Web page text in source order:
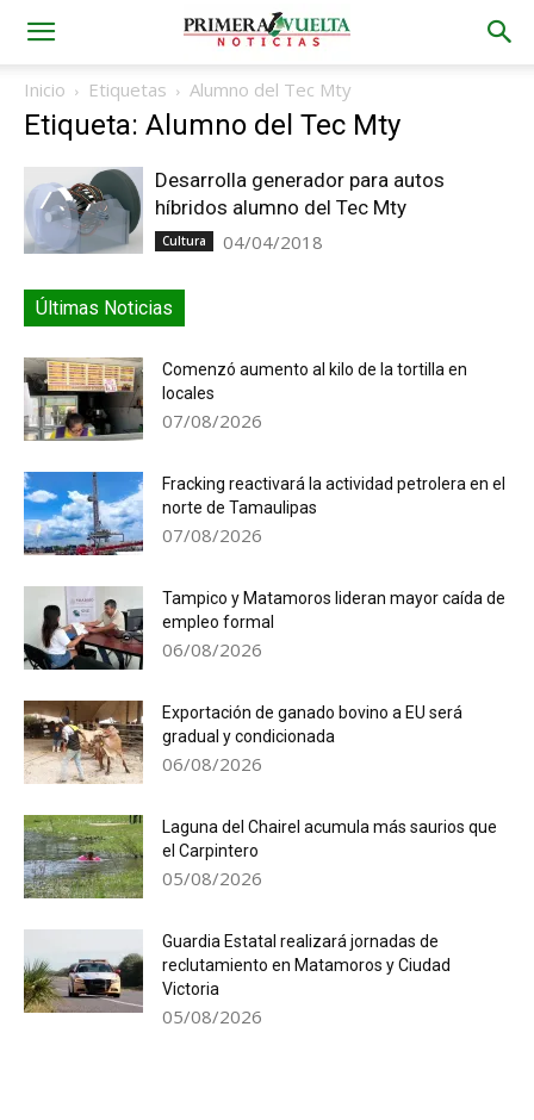
Inicio Etiquetas Alumno del Tec Mty
Etiqueta: Alumno del Tec Mty
Desarrolla generador para autos
híbridos alumno del Tec Mty
Cultura 04/04/2018
Últimas Noticias
Comenzó aumento al kilo de la tortilla en
locales
07/08/2026
Fracking reactivará la actividad petrolera en el
norte de Tamaulipas
07/08/2026
Tampico y Matamoros lideran mayor caída de
empleo formal
06/08/2026
Exportación de ganado bovino a EU será
gradual y condicionada
06/08/2026
Laguna del Chairel acumula más saurios que
el Carpintero
05/08/2026
Guardia Estatal realizará jornadas de
reclutamiento en Matamoros y Ciudad
Victoria
05/08/2026